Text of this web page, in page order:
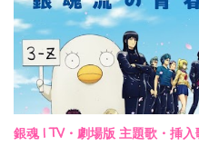
銀魂 | TV・劇場版 主題歌・挿